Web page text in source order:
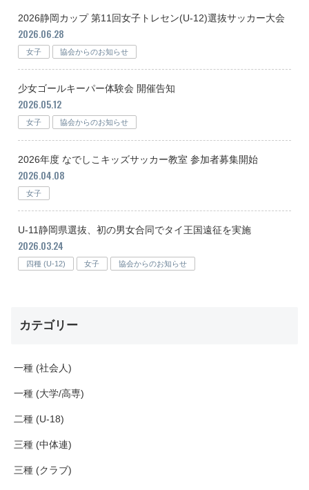
2026静岡カップ 第11回女子トレセン(U-12)選抜サッカー大会
2026.06.28
女子 協会からのお知らせ
少女ゴールキーパー体験会 開催告知
2026.05.12
女子 協会からのお知らせ
2026年度 なでしこキッズサッカー教室 参加者募集開始
2026.04.08
女子
U-11静岡県選抜、初の男女合同でタイ王国遠征を実施
2026.03.24
四種 (U-12) 女子 協会からのお知らせ
カテゴリー
一種 (社会人)
一種 (大学/高専)
二種 (U-18)
三種 (中体連)
三種 (クラブ)